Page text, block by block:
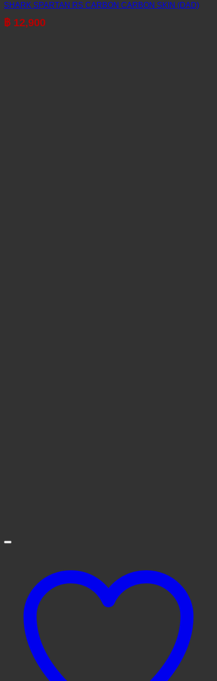
SHARK SPARTAN RS CARBON CARBON SKIN (DAD)
฿ 12,900